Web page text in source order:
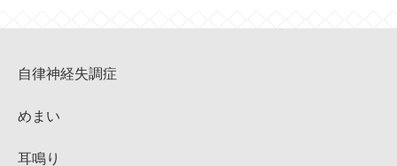
自律神経失調症
めまい
耳鳴り